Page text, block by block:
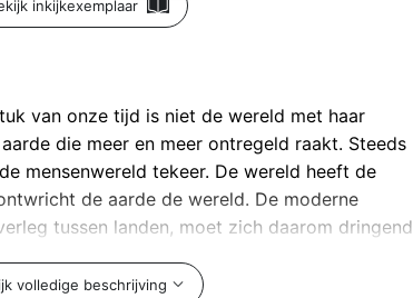
inkijkexemplaar
van onze tijd is niet de wereld met haar
die meer en meer ontregeld raakt. Steeds
mensenwereld tekeer. De wereld heeft de
de aarde de wereld. De moderne
tussen landen, moet zich daarom dringend
volledige beschrijving